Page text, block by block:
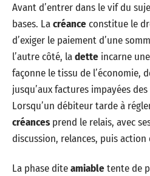
Avant d’entrer dans le vif du
bases. Lacréanceconstitue le
d’exiger le paiement d’une
l’autre côté, ladette incarne
façonne le tissu de l’économie,
jusqu’aux factures impayées
Lorsqu’un débiteur tarde à
créancesprend le relais, avec
discussion, relances, puis action
La phase diteamiabletente de